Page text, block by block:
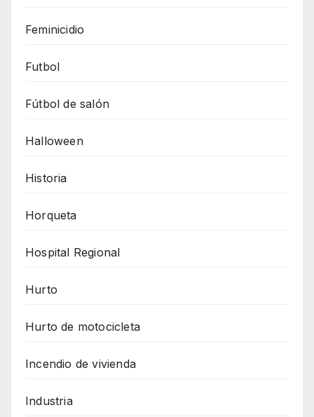
Feminicidio
Futbol
Fútbol de salón
Halloween
Historia
Horqueta
Hospital Regional
Hurto
Hurto de motocicleta
Incendio de vivienda
Industria